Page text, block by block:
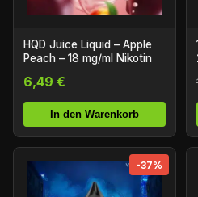
HQD Juice Liquid – Apple
Peach – 18 mg/ml Nikotin
6,49 €
In den Warenkorb
-37%